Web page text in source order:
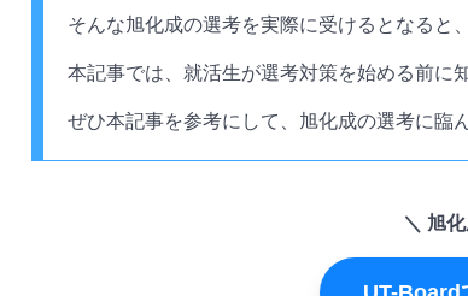
そんな旭化成の選考を実際に受けるとなると
本記事では、就活生が選考対策を始める前に
ぜひ本記事を参考にして、旭化成の選考に臨
旭